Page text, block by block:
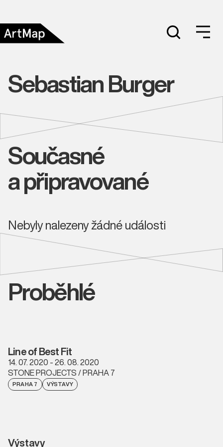
Sebastian Burger
Současné
a připravované
Nebyly nalezeny žádné události
Proběhlé
Line of Best Fit
14. 07. 2020 - 26. 08. 2020
STONE PROJECTS / PRAHA 7
PRAHA 7 VÝSTAVY
Výstavy